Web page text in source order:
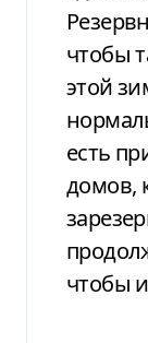
чтобы
этой
есть
домов,
чтобы